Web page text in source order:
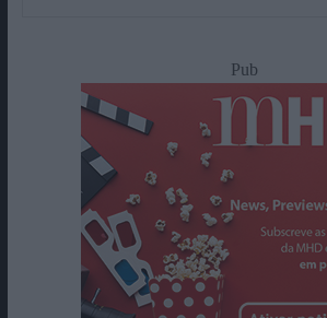
Pub